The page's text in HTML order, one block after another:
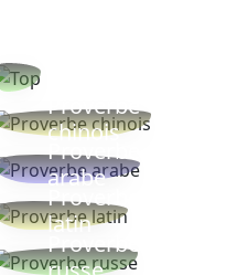
Proverbe
chinois
Proverbe
arabe
Proverbe
latin
Proverbe